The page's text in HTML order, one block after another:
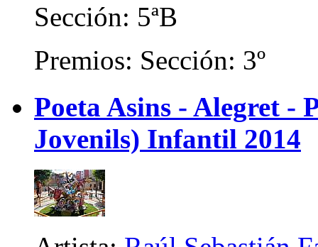
Sección: 5ªB
Premios: Sección: 3º
Poeta Asins - Alegret -
Jovenils) Infantil 2014